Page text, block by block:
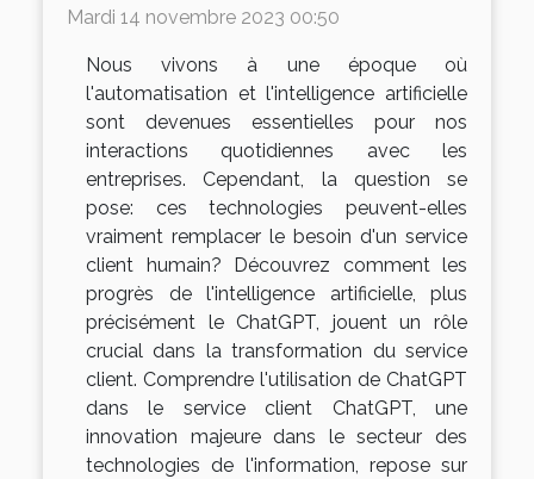
Mardi 14 novembre 2023 00:50
Nous vivons à une époque où
l'automatisation et l'intelligence artificielle
sont devenues essentielles pour nos
interactions quotidiennes avec les
entreprises. Cependant, la question se
pose: ces technologies peuvent-elles
vraiment remplacer le besoin d'un service
client humain? Découvrez comment les
progrès de l'intelligence artificielle, plus
précisément le ChatGPT, jouent un rôle
crucial dans la transformation du service
client. Comprendre l'utilisation de ChatGPT
dans le service client ChatGPT, une
innovation majeure dans le secteur des
technologies de l'information, repose sur